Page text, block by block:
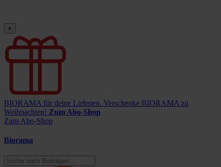
×
BIORAMA für deine Liebsten. Verschenke BIORAMA zu
Weihnachten! Zum Abo-Shop
Zum Abo-Shop
Biorama